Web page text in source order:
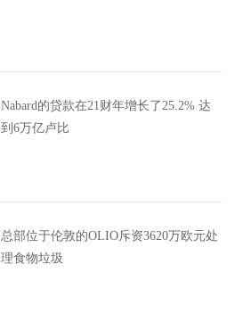
Nabard的贷款在21财年增长了25.2% 达
到6万亿卢比
总部位于伦敦的OLIO斥资3620万欧元处
理食物垃圾